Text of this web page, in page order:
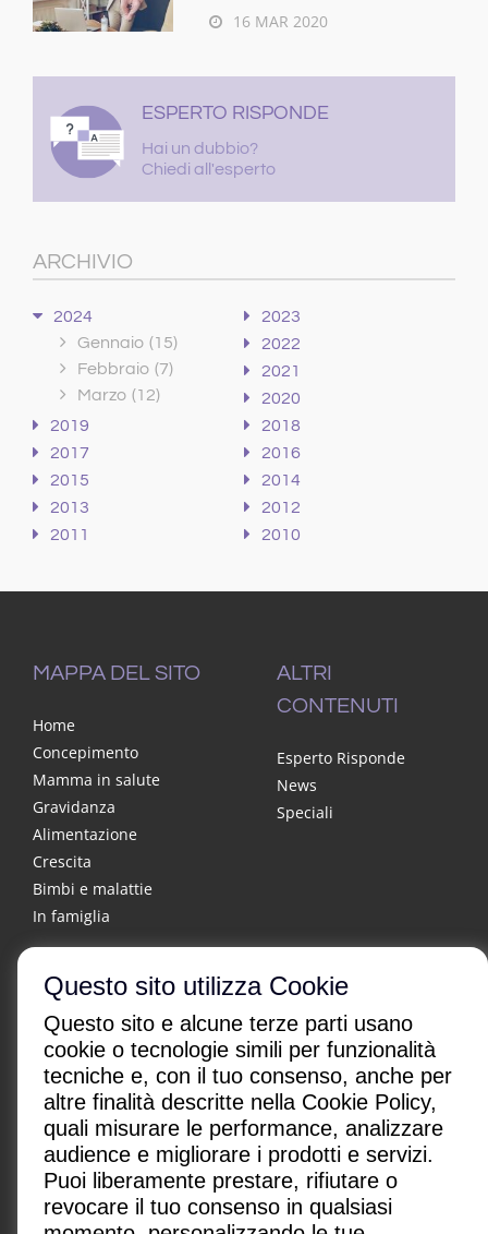
Questo sito utilizza Cookie
Questo sito e alcune terze parti usano
cookie o tecnologie simili per funzionalità
tecniche e, con il tuo consenso, anche per
altre finalità descritte nella Cookie Policy,
quali misurare le performance, analizzare
audience e migliorare i prodotti e servizi.
Puoi liberamente prestare, rifiutare o
revocare il tuo consenso in qualsiasi
16 MAR 2020
ESPERTO RISPONDE
Hai un dubbio?
Chiedi all'esperto
ARCHIVIO
2024
Gennaio (15)
Febbraio (7)
Marzo (12)
2023
2022
2021
2020
2019
2018
2017
2016
2015
2014
2013
2012
2011
2010
MAPPA DEL SITO
Home
Concepimento
Mamma in salute
Gravidanza
Alimentazione
Crescita
Bimbi e malattie
In famiglia
ALTRI
CONTENUTI
Esperto Risponde
News
Speciali
CHI SONO| CONTATTI|
Condizioni di utilizzo | Policy Privacy | Advertising
Gestione cookie
Paginemediche s.r.l. SB